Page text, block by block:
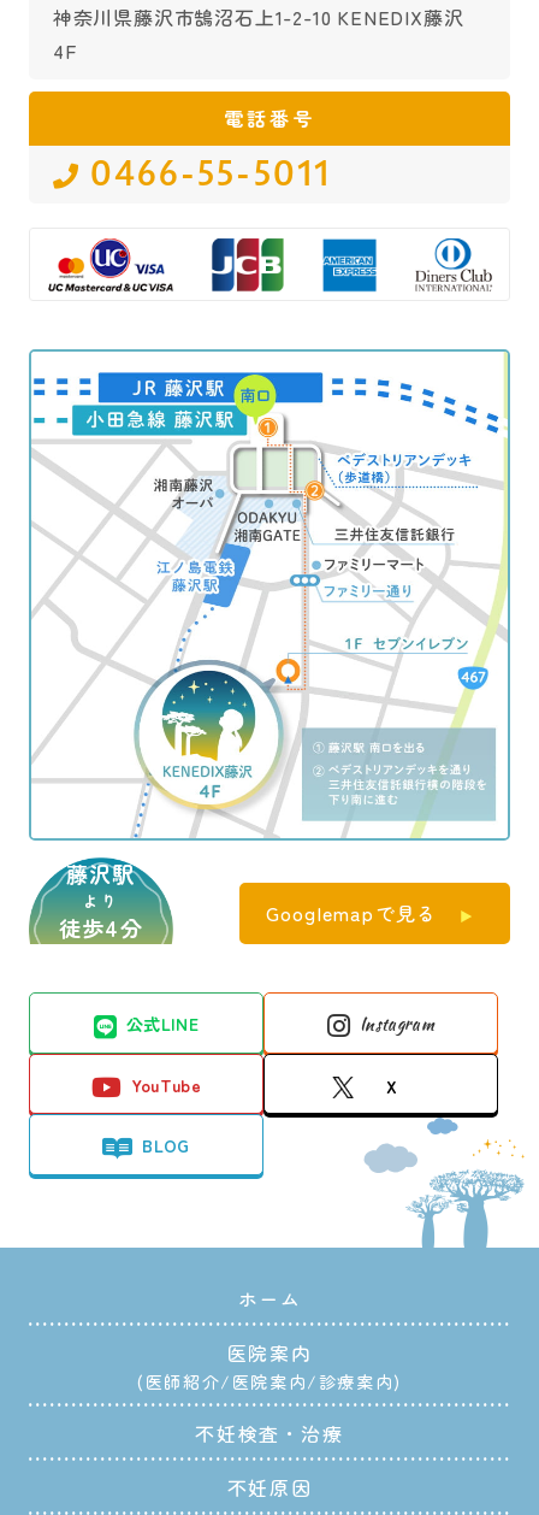
神奈川県藤沢市鵠沼石上1-2-10 KENEDIX藤沢
4F
電話番号
0466-55-5011
藤沢駅
より
徒歩4分 Googlemapで見る
公式LINE Instagram
YouTube X
BLOG
ホーム
医院案内
医師紹介 医院案内 診療案内
不妊検査・治療
不妊原因